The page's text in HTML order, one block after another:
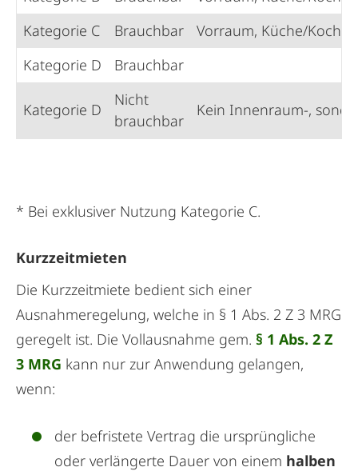
Kategorie C
Brauchbar
Vorraum, Küche/
Kategorie D
Brauchbar
Kategorie D
Nicht
brauchbar
Kein Innenraum-,
* Bei exklusiver Nutzung Kategorie C.
Kurzzeitmieten
Die Kurzzeitmiete bedient sich einer
Ausnahmeregelung, welche in § 1 Abs. 2 Z 3 MRG
geregelt ist. Die Vollausnahme gem. § 1 Abs. 2 Z
3 MRG kann nur zur Anwendung gelangen,
wenn:
der befristete Vertrag die ursprüngliche
oder verlängerte Dauer von einem halben